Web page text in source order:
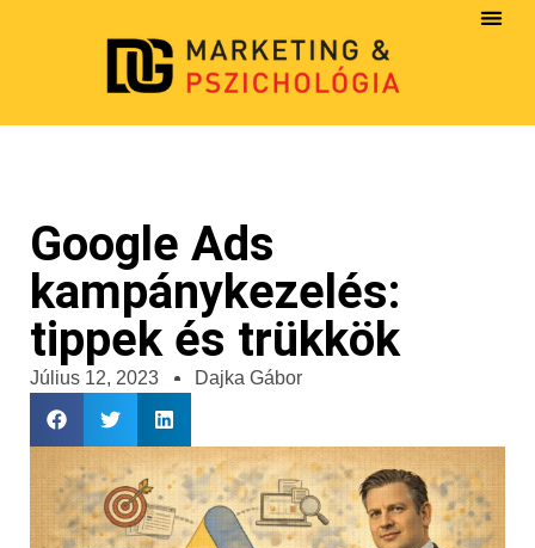
Google Ads
kampánykezelés:
tippek és trükkök
Július 12, 2023 Dajka Gábor